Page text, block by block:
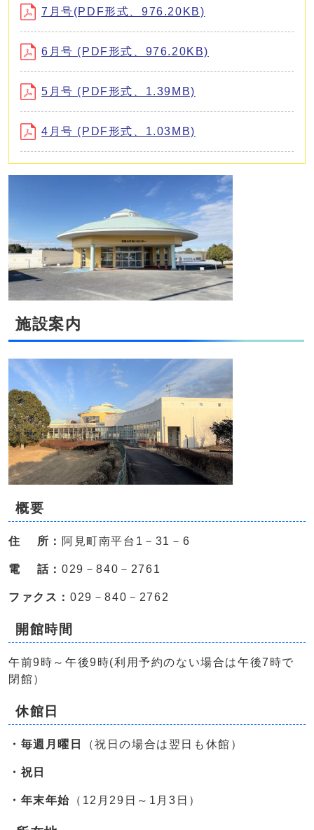
7月号(PDF形式、976.20KB)
6月号 (PDF形式、976.20KB)
5月号 (PDF形式、1.39MB)
4月号 (PDF形式、1.03MB)
施設案内
概要
住 所： 阿見町南平台1－31－6
電 話： 029－840－2761
ファクス： 029－840－2762
開館時間
午前9時～午後9時(利用予約のない場合は午後7時で
閉館）
休館日
・毎週月曜日 （祝日の場合は翌日も休館）
・祝日
・年末年始 （12月29日～1月3日）